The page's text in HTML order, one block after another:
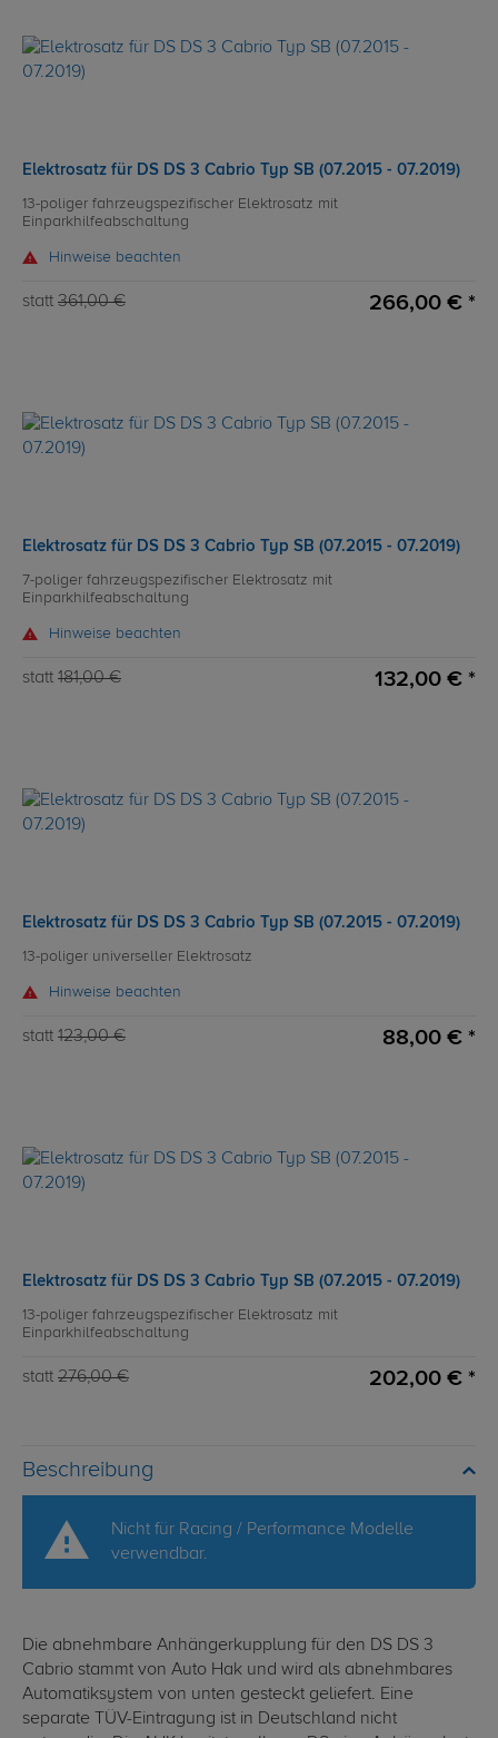
Elektrosatz für DS DS 3 Cabrio Typ SB (07.2015 - 07.2019)
13-poliger fahrzeugspezifischer Elektrosatz mit
Einparkhilfeabschaltung
Hinweise beachten
statt 361,00 € 266,00 € *
Elektrosatz für DS DS 3 Cabrio Typ SB (07.2015 - 07.2019)
7-poliger fahrzeugspezifischer Elektrosatz mit
Einparkhilfeabschaltung
Hinweise beachten
statt 181,00 € 132,00 € *
Elektrosatz für DS DS 3 Cabrio Typ SB (07.2015 - 07.2019)
13-poliger universeller Elektrosatz
Hinweise beachten
statt 123,00 € 88,00 € *
Elektrosatz für DS DS 3 Cabrio Typ SB (07.2015 - 07.2019)
13-poliger fahrzeugspezifischer Elektrosatz mit
Einparkhilfeabschaltung
statt 276,00 € 202,00 € *
Beschreibung
Nicht für Racing / Performance Modelle
verwendbar.
Die abnehmbare Anhängerkupplung für den DS DS 3
Cabrio stammt von Auto Hak und wird als abnehmbares
Automatiksystem von unten gesteckt geliefert. Eine
separate TÜV-Eintragung ist in Deutschland nicht